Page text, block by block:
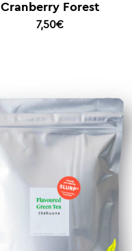
Cranberry Forest
7,50€